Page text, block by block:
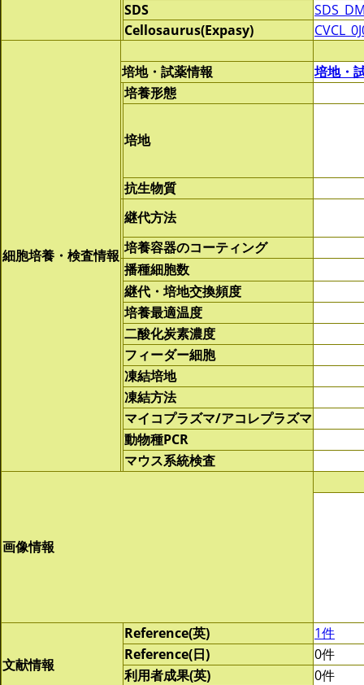
SDS
Cellosaurus(Expasy)
細胞培養・検査情報
培地・試薬情報
培地・
培養形態
培地
抗生物質
継代方法
培養容器のコーティング
播種細胞数
継代・培地交換頻度
培養最適温度
二酸化炭素濃度
フィーダー細胞
凍結培地
凍結方法
マイコプラズマ/アコレプラズマ
動物種PCR
マウス系統検査
画像情報
文献情報
Reference(英)
1件
Reference(日)
0件
利用者成果(英)
0件